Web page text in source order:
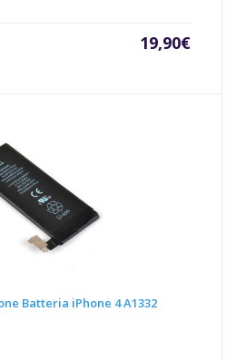
19,90€
Batteria iPhone 4 A1332